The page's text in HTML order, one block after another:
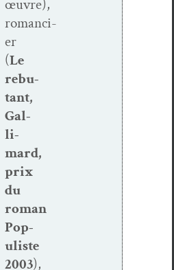
œuvre),
romanci­
er
(Le
rebu­
tant,
Gal­
li­
mard,
prix
du
roman
Pop­
uliste
2003),